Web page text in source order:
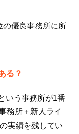
の優良事務所に所
る？
という事務所が1番
務所＋新人ライ
実績を残してい